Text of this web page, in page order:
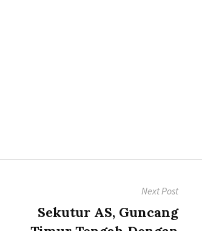
Next Post
post:
Sekutur AS, Guncang